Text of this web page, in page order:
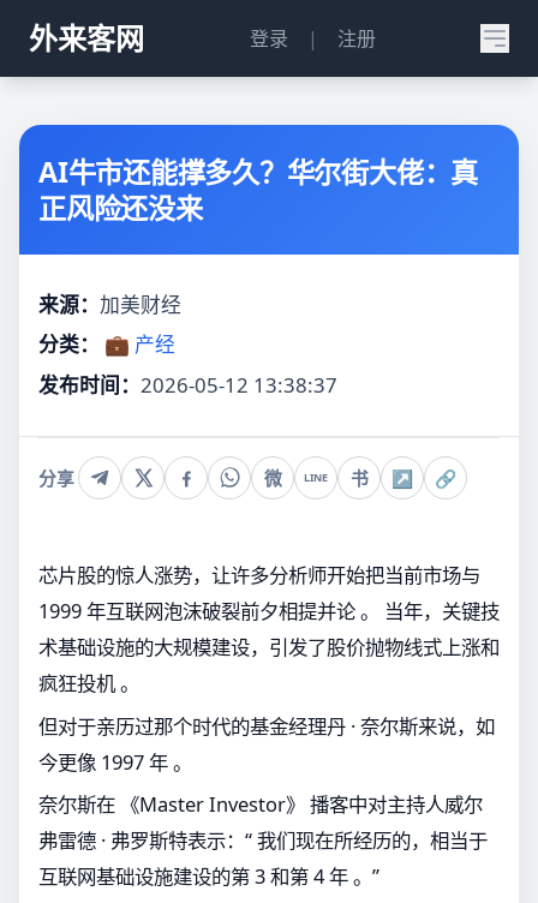
外来客网 登录 | 注册
AI牛市还能撑多久？华尔街大佬：真
正风险还没来
来源： 加美财经
分类：
💼 产经
发布时间： 2026-05-12 13:38:37
分享 微 LINE 书 ↗ 🔗
芯片股的惊人涨势，让许多分析师开始把当前市场与
1999 年互联网泡沫破裂前夕相提并论 。 当年，关键技
术基础设施的大规模建设，引发了股价抛物线式上涨和
疯狂投机 。
但对于亲历过那个时代的基金经理丹 · 奈尔斯来说，如
今更像 1997 年 。
奈尔斯在 《Master Investor》 播客中对主持人威尔
弗雷德 · 弗罗斯特表示：“ 我们现在所经历的，相当于
互联网基础设施建设的第 3 和第 4 年 。”